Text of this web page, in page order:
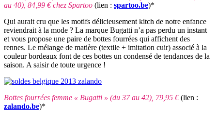
au 40), 84,99 € chez Spartoo (lien : spartoo.be)*
Qui aurait cru que les motifs délicieusement kitch de notre enfance
reviendrait à la mode ? La marque Bugatti n’a pas perdu un instant
et vous propose une paire de bottes fourrées qui affichent des
rennes. Le mélange de matière (textile + imitation cuir) associé à la
couleur bordeaux font de ces bottes un condensé de tendances de la
saison. A saisir de toute urgence !
Bottes fourrées femme « Bugatti » (du 37 au 42), 79,95 € (lien :
zalando.be)*